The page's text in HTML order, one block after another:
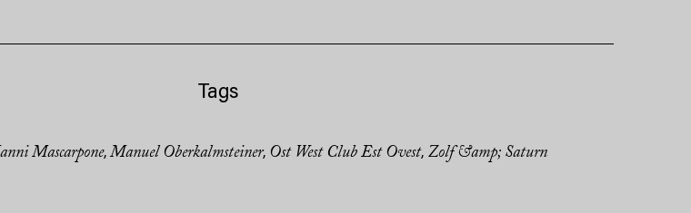
Tags
Mascarpone, Manuel Oberkalmsteiner, Ost West Club Est Ovest, Zolf &amp; Saturn